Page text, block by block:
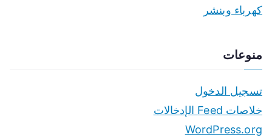
كهرباء وبنشر
منوعات
تسجيل الدخول
خلاصات Feed الإدخالات
WordPress.org